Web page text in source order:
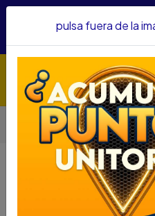
confianza&nbsp;Recibe un
Herramientas
SIERRA CALADORA SKIL
SIERRA
4400
pulsa fuera de la